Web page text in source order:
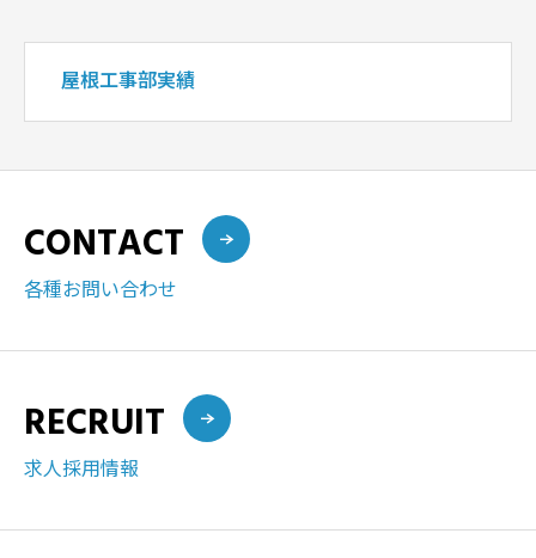
屋根工事部実績
CONTACT
各種お問い合わせ
RECRUIT
求人採用情報